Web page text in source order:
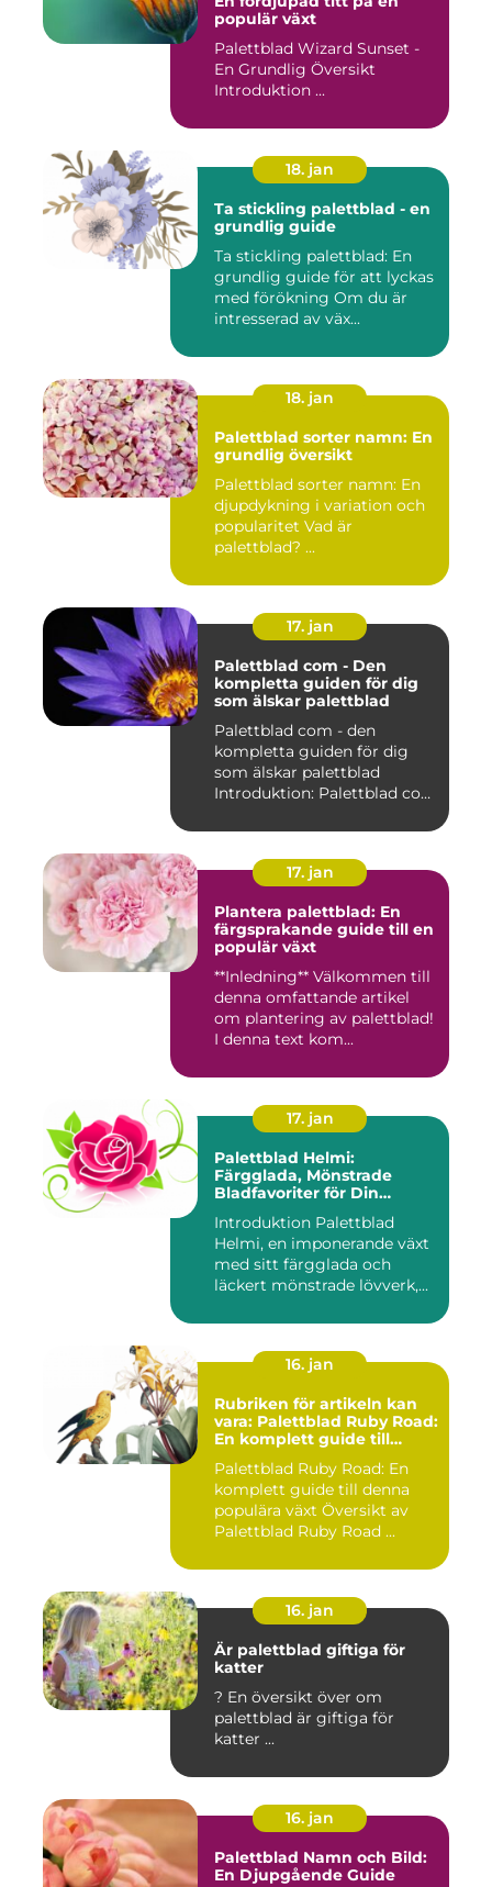
populär växt
Palettblad Wizard Sunset -
En Grundlig Översikt
Introduktion ...
18. jan
Ta stickling palettblad - en
grundlig guide
Ta stickling palettblad: En
grundlig guide för att lyckas
med förökning Om du är
intresserad av väx...
18. jan
Palettblad sorter namn: En
grundlig översikt
Palettblad sorter namn: En
djupdykning i variation och
popularitet Vad är
palettblad? ...
17. jan
Palettblad com - Den
kompletta guiden för dig
som älskar palettblad
Palettblad com - den
kompletta guiden för dig
som älskar palettblad
Introduktion: Palettblad com
17. jan
Plantera palettblad: En
färgsprakande guide till en
populär växt
**Inledning** Välkommen till
denna omfattande artikel
om plantering av palettblad!
I denna text kom...
17. jan
Palettblad Helmi:
Färgglada, Mönstrade
Bladfavoriter för Din
Introduktion Palettblad
Helmi, en imponerande växt
med sitt färgglada och
läckert mönstrade lövverk,...
16. jan
Rubriken för artikeln kan
vara: Palettblad Ruby Road:
En komplett guide till
Palettblad Ruby Road: En
komplett guide till denna
populära växt Översikt av
Palettblad Ruby Road ...
16. jan
Är palettblad giftiga för
katter
? En översikt över om
palettblad är giftiga för
katter ...
16. jan
Palettblad Namn och Bild:
En Djupgående Guide